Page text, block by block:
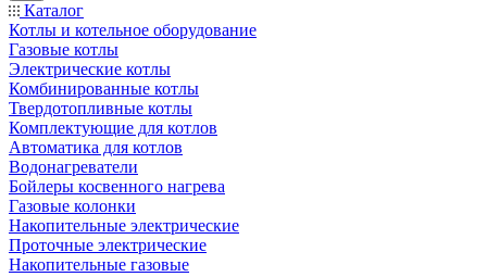
Каталог
Котлы и котельное оборудование
Газовые котлы
Электрические котлы
Комбинированные котлы
Твердотопливные котлы
Комплектующие для котлов
Автоматика для котлов
Водонагреватели
Бойлеры косвенного нагрева
Газовые колонки
Накопительные электрические
Проточные электрические
Накопительные газовые